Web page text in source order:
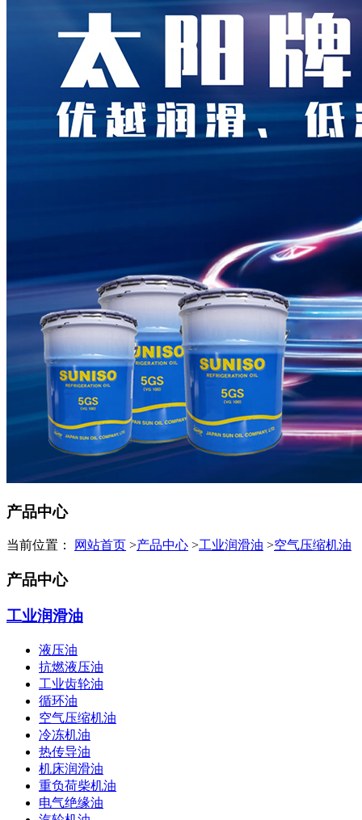
产品中心
当前位置： 网站首页 >产品中心 >工业润滑油 >空气压缩机油
产品中心
工业润滑油
液压油
抗燃液压油
工业齿轮油
循环油
空气压缩机油
冷冻机油
热传导油
机床润滑油
重负荷柴机油
电气绝缘油